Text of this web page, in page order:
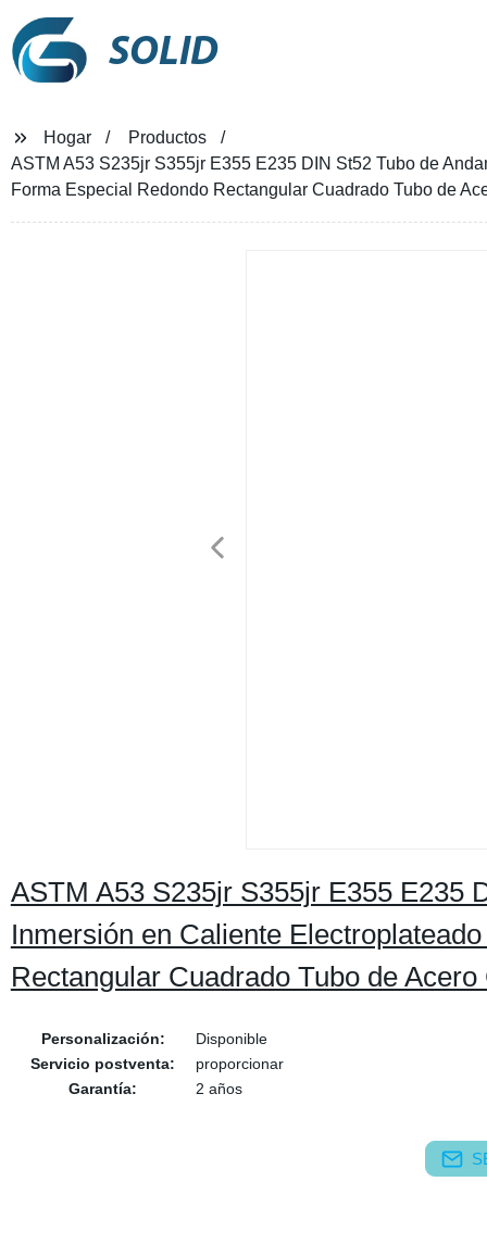
SOLID
Hogar
Productos
ASTM A53 S235jr S355jr E355 E235 DIN St52 Tubo de
Forma Especial Redondo Rectangular Cuadrado Tubo de
ASTM A53 S235jr S355jr E355 E235
Inmersión en Caliente
Rectangular Cuadrado Tubo de
Personalización:
Disponible
Servicio postventa:
proporcionar
Garantía:
2 años